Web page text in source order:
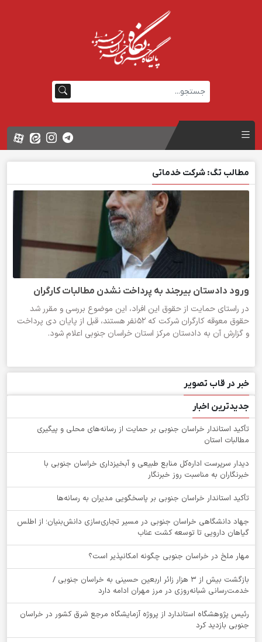
مطالب تگ: شرکت خدماتی
ورود دادستان بیرجند به پرداخت نشدن مطالبات کارگران
در راستای حمایت از حقوق این افراد، این موضوع بررسی و مقرر شد
حقوق معوقه کارگران شرکت که ۵۲نفر هستند، قبل از پایان دی پرداخت
و گزارش آن به دادستان مرکز استان خراسان جنوبی اعلام شود.
خبر در قاب تصویر
جدیدترین اخبار
تأکید استاندار خراسان جنوبی بر حمایت از رسانه‌های محلی و پیگیری
مطالبات استان
دیدار سرپرست اداره‌کل منابع طبیعی و آبخیزداری خراسان جنوبی با
خبرنگاران به مناسبت روز خبرنگار
تأکید استاندار خراسان جنوبی بر پاسخگویی مدیران به رسانه‌ها
جهاد دانشگاهی خراسان جنوبی در مسیر تجاری‌سازی دانش‌بنیان؛ از اطلس
گیاهان دارویی تا توسعه کشت عناب
‌مهار ملخ در خراسان جنوبی چگونه امکانپذیر است؟
بازگشت بیش از ۳ هزار زائر اربعین حسینی به خراسان جنوبی /
خدمت‌رسانی شبانه‌روزی در مرز مهران ادامه دارد
رئیس پژوهشگاه استاندارد از پروژه آزمایشگاه مرجع شرق کشور در خراسان
جنوبی بازدید کرد